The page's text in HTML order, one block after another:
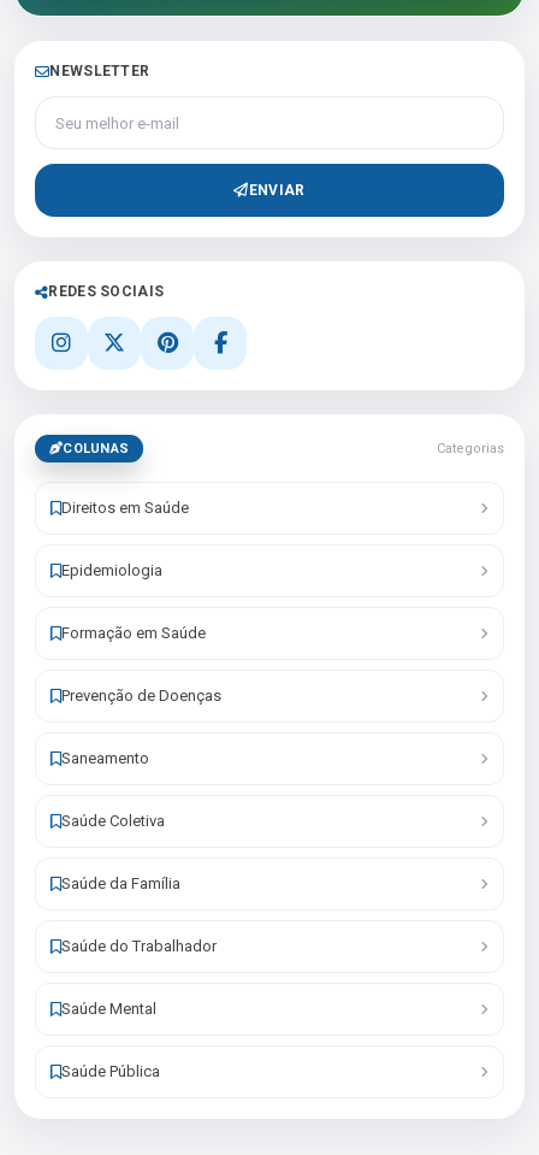
NEWSLETTER
Seu melhor e-mail
ENVIAR
REDES SOCIAIS
COLUNAS Categorias
Direitos em Saúde
Epidemiologia
Formação em Saúde
Prevenção de Doenças
Saneamento
Saúde Coletiva
Saúde da Família
Saúde do Trabalhador
Saúde Mental
Saúde Pública